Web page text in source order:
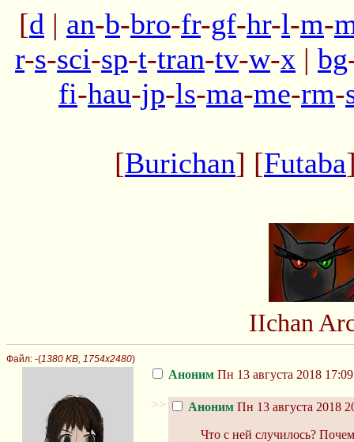
[d | an-b-bro-fr-gf-hr-l-m-
r-s-sci-sp-t-tran-tv-w-x | bg
fi-hau-jp-ls-ma-me-rm-
[Burichan] [Futaba
IIchan
Файл: -(1380 KB, 1754x2480)
Аноним Пн 13 августа 2018
>> Аноним Пн 13 августа 2018
Что с ней случилось?